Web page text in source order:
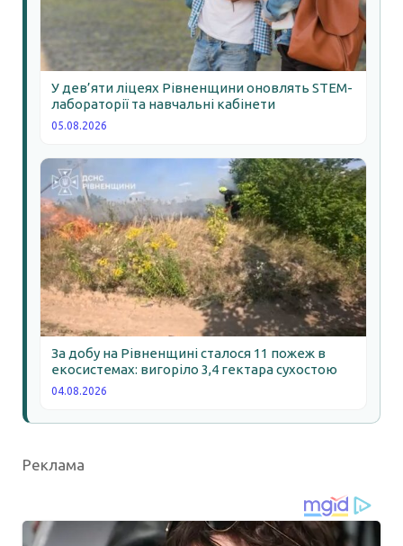
У дев’яти ліцеях Рівненщини оновлять STEM-
лабораторії та навчальні кабінети
05.08.2026
За добу на Рівненщині сталося 11 пожеж в
екосистемах: вигоріло 3,4 гектара сухостою
04.08.2026
Реклама